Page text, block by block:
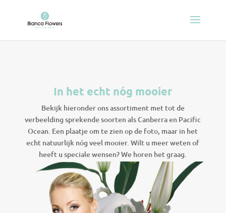
In het echt nóg mooier
Bekijk hieronder ons assortiment met tot de
verbeelding sprekende soorten als Canberra en Pacific
Ocean. Een plaatje om te zien op de foto, maar in het
echt natuurlijk nóg veel mooier. Wilt u meer weten of
heeft u speciale wensen? We horen het graag.